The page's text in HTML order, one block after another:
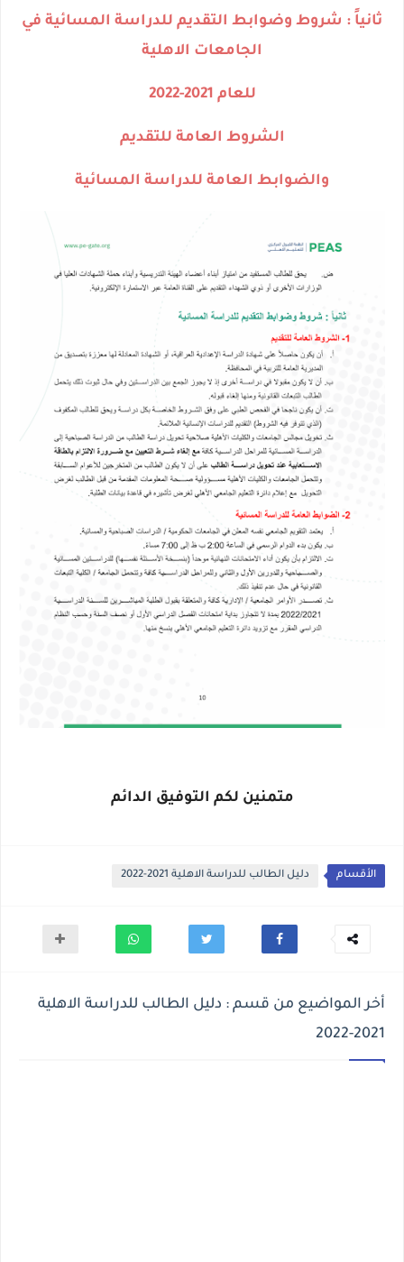
ثانياً : شروط وضوابط التقديم للدراسة المسائية في
الجامعات الاهلية
للعام 2021-2022
الشروط العامة للتقديم
والضوابط العامة للدراسة المسائية
متمنين لكم التوفيق الدائم
الأقسام دليل الطالب للدراسة الاهلية 2021-2022
أخر المواضيع من قسم : دليل الطالب للدراسة الاهلية
2021-2022